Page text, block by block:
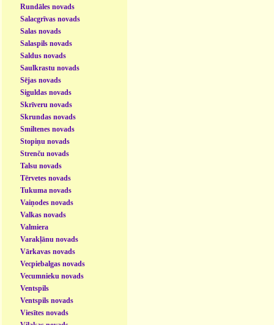
Rundāles novads
Salacgrīvas novads
Salas novads
Salaspils novads
Saldus novads
Saulkrastu novads
Sējas novads
Siguldas novads
Skrīveru novads
Skrundas novads
Smiltenes novads
Stopiņu novads
Strenču novads
Talsu novads
Tērvetes novads
Tukuma novads
Vaiņodes novads
Valkas novads
Valmiera
Varakļānu novads
Vārkavas novads
Vecpiebalgas novads
Vecumnieku novads
Ventspils
Ventspils novads
Viesītes novads